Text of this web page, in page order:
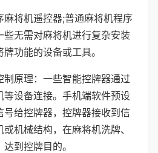
麻将机遥控器;普通麻将机程序
些无需对麻将机进行复杂安装
功能的设备或工具。
制原理：一些智能控牌器通过
等设备连接。手机端软件预设
号给控牌器，控牌器接收到信
机械结构，在麻将机洗牌、
到控牌目的。